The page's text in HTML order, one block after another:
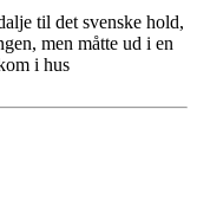
til det svenske hold,
men måtte ud i en
i hus